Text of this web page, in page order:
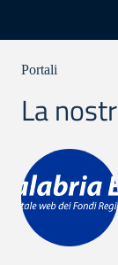
Portali
La